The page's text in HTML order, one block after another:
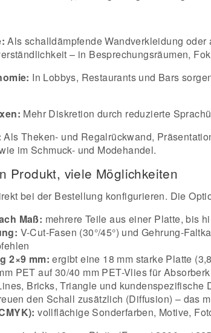
Als schalldämpfende Wandverkleidung
– in Besprechungsräumen,
In Lobbys, Restaurants und Bars
Mehr Diskretion durch reduzierte
Als Theken- und Regalrückwand,
im Schmuck- und Modehandel.
Produkt, viele Möglichkeiten
bei der Bestellung konfigurieren. Die
Maß: mehrere Teile aus einer Platte, bis
V-Cut-Fasen (30°/45°) und Gehrung-
2×9 mm: ergibt eine 18 mm starke Platte
PET auf 30/40 mm PET-Vlies für
Bricks, Triangle und
den Schall zusätzlich (Diffusion) – das
vollflächige Sonderfarben, Motive,